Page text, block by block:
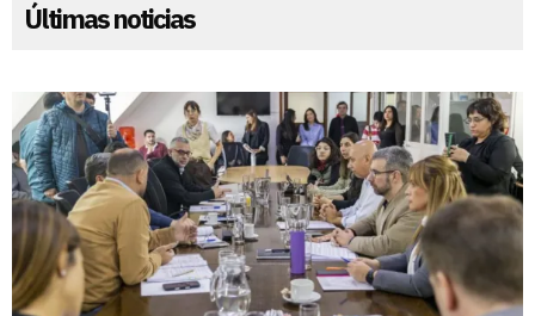
Últimas noticias